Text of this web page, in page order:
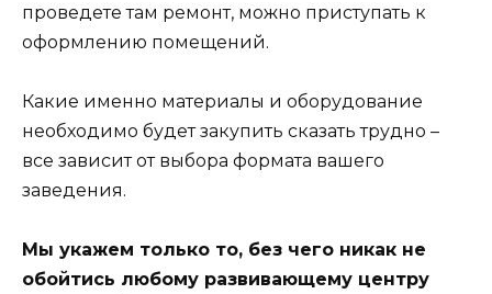
проведете там ремонт, можно приступать к
оформлению помещений.
Какие именно материалы и оборудование
необходимо будет закупить сказать трудно –
все зависит от выбора формата вашего
заведения.
Мы укажем только то, без чего никак не
обойтись любому развивающему центру